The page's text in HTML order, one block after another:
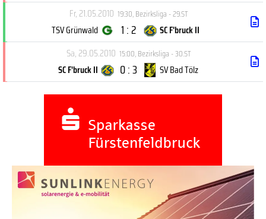
Fr, 21.05.2010 19:30,Bezirksliga - 29.ST
TSV Grünwald 1 : 2
SC F'bruck II
Sa, 29.05.2010 15:00,Bezirksliga - 30.ST
SC F'bruck II 0 : 3 SV Bad Tölz